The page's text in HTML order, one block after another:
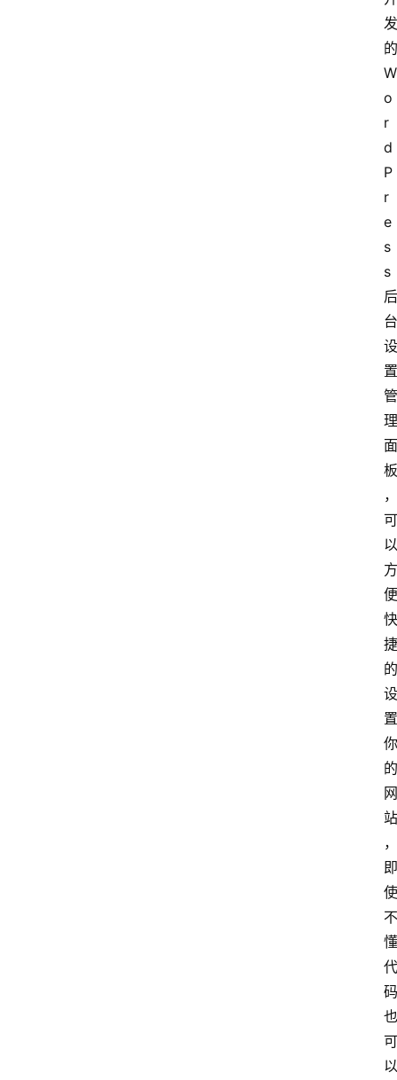
发
的
W
o
r
d
P
r
e
s
s
后
台
设
置
管
理
面
板
，
可
以
方
便
快
捷
的
设
置
你
的
网
站
，
即
使
不
懂
代
码
也
可
以